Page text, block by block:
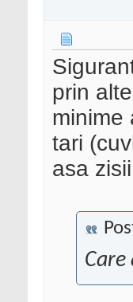
prin
minime
tari
asa
Care